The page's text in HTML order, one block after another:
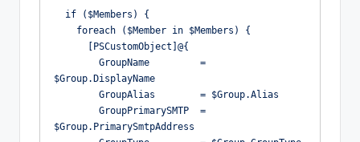
  if ($Members) {
    foreach ($Member in $Members) {
      [PSCustomObject]@{
$Group.DisplayName
        GroupAlias        = $Group.Alias
$Group.PrimarySmtpAddress